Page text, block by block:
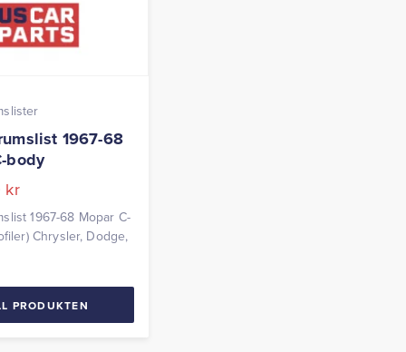
1967-68
body
kr
1967-68 Mopar C-
Chrysler, Dodge,
PRODUKTEN